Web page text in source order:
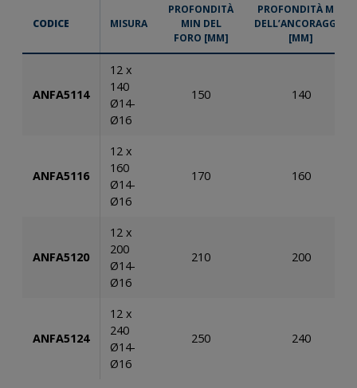
CODICE MISURA
PROFONDITÀ
MIN DEL
FORO [MM]
PROFONDITÀ MIN
DELL’ANCORAGGIO
[MM]
ANFA5114
12 x
140
Ø14-
Ø16
150 140
ANFA5116
12 x
160
Ø14-
Ø16
170 160
ANFA5120
12 x
200
Ø14-
Ø16
210 200
ANFA5124
12 x
240
Ø14-
Ø16
250 240